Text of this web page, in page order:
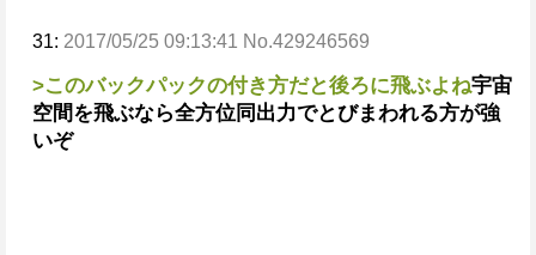
31: 2017/05/25 09:13:41 No.429246569
>このバックパックの付き方だと後ろに飛ぶよね宇宙
空間を飛ぶなら全方位同出力でとびまわれる方が強
いぞ